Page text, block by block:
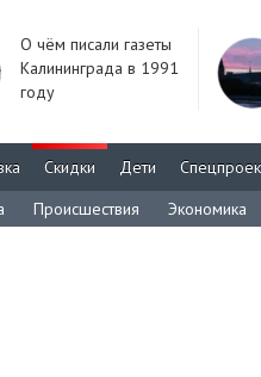
О чём писали газеты
Калининграда в 1991
году
Скидки Дети
Происшествия Экономика